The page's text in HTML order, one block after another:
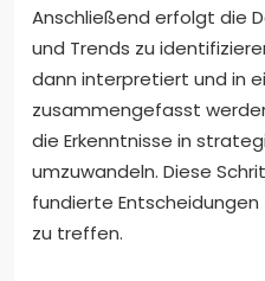
Anschließend erfolgt die
und Trends zu
dann interpretiert und in
zusammengefasst
die Erkenntnisse in
umzuwandeln. Diese
fundierte
zu treffen.